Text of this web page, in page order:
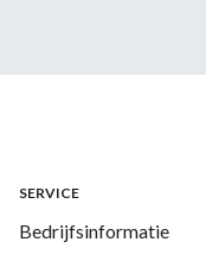
SERVICE
Bedrijfsinformatie